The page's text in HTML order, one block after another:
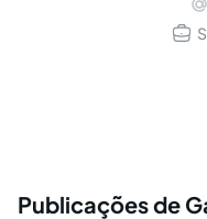
Publicações de